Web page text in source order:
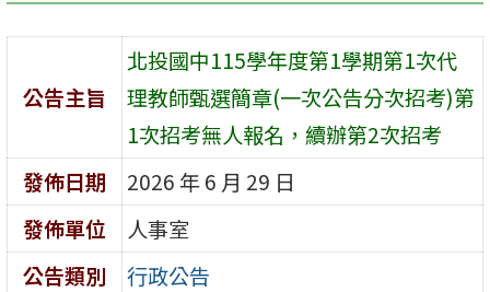
公告主旨
北投國中115學年度第1學期第1次代
理教師甄選簡章(一次公告分次招考)第
1次招考無人報名，續辦第2次招考
發佈日期
2026 年 6 月 29 日
發佈單位
人事室
公告類別
行政公告